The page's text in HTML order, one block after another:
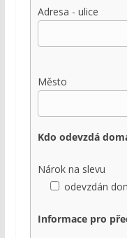
Adresa - ulice
Město
Kdo odevzdá
Nárok na slevu
odevzdán
Informace pro